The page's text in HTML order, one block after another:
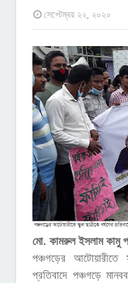
সেপ্টেম্বর ২২, ২০২০
মো. কামরুল ইসলাম কামু
পঞ্চগড়ের আটোয়ারীতে
প্রতিবাদে পঞ্চগড়ে